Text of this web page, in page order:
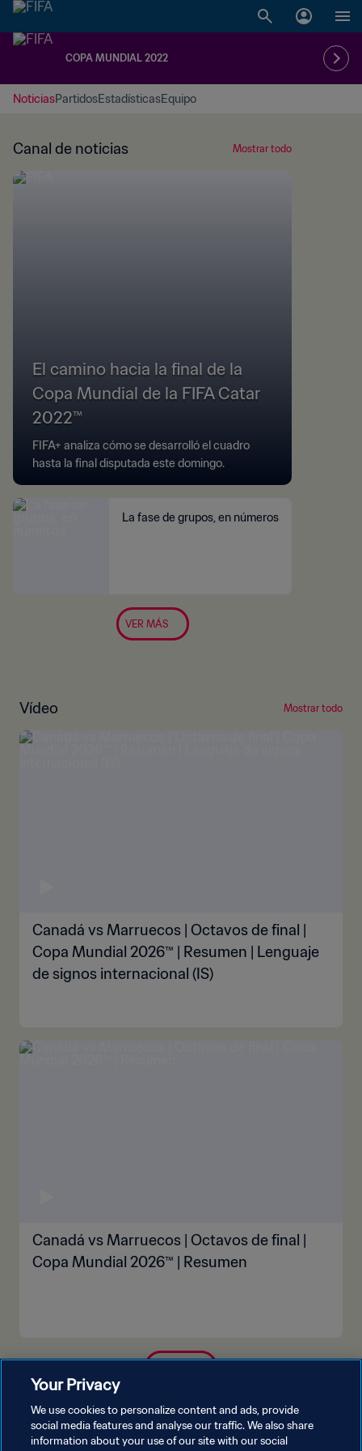
COPA MUNDIAL 2022
NoticiasPartidosEstadísticasEquipo
Canal de noticias Mostrar todo
El camino hacia la final de la
Copa Mundial de la FIFA Catar
2022™
FIFA+ analiza cómo se desarrolló el cuadro
hasta la final disputada este domingo.
La fase de grupos, en números
VER MÁS
Vídeo Mostrar todo
Canadá vs Marruecos | Octavos de final |
Copa Mundial 2026™ | Resumen | Lenguaje
de signos internacional (IS)
Canadá vs Marruecos | Octavos de final |
Copa Mundial 2026™ | Resumen
Your Privacy
We use cookies to personalize content and ads, provide
social media features and analyse our traffic. We also share
information about your use of our site with our social